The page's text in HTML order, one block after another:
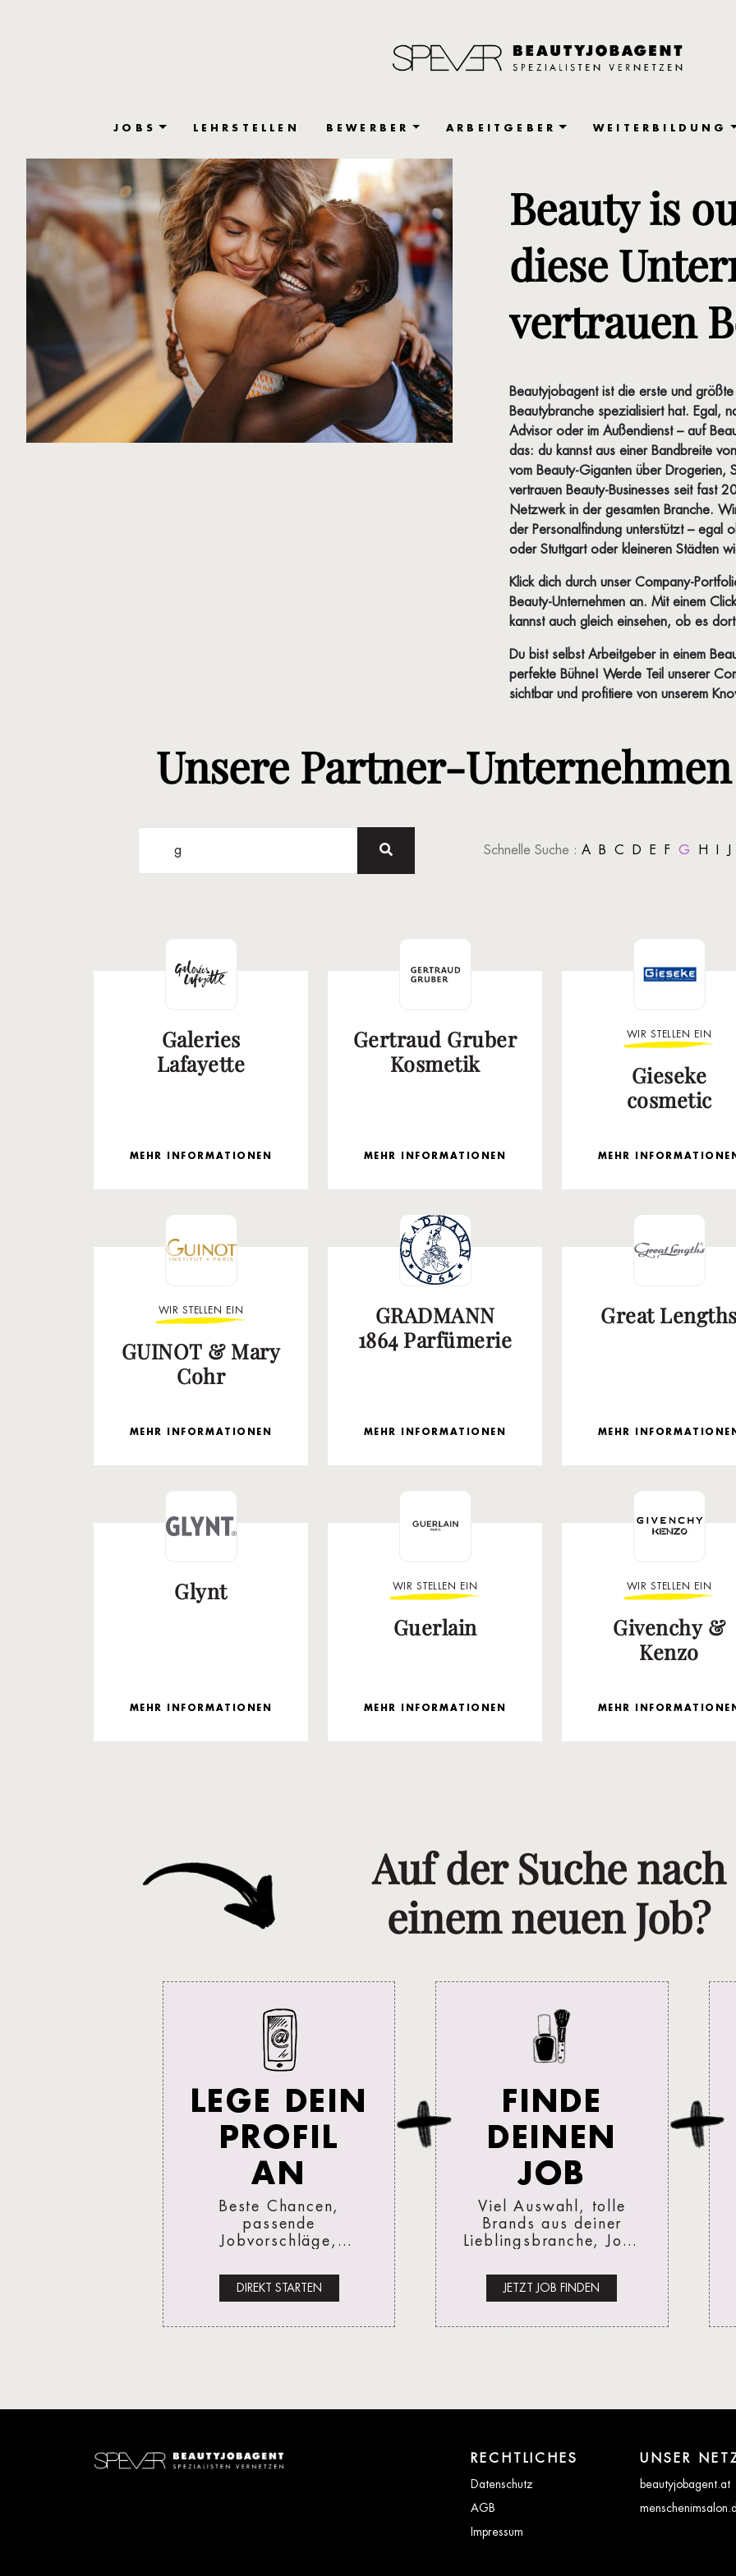
JOBS LEHRSTELLEN BEWERBER ARBEITGEBER WEITERBILDUNG
Beauty is
diese
vertrauen
Beautyjobagent ist die erste und
Beautybranche spezialisiert hat. Egal,
Advisor oder im Außendienst – auf
das: du kannst aus einer Bandbreite
vom Beauty-Giganten über Drogerien,
vertrauen Beauty-Businesses seit fast
Netzwerk in der gesamten Branche.
der Personalfindung unterstützt – egal
oder Stuttgart oder kleineren Städten
Klick dich durch unser Company-
Beauty-Unternehmen an. Mit einem
kannst auch gleich einsehen, ob es
Du bist selbst Arbeitgeber in einem
perfekte Bühne! Werde Teil unserer
sichtbar und profitiere von unserem
Unsere Partner-
Schnelle Suche : A B C D E F G H I J
Galeries
Lafayette
MEHR INFORMATIONEN
Gertraud Gruber
Kosmetik
MEHR INFORMATIONEN
WIR STELLEN EIN
Gieseke
cosmetic
MEHR
WIR STELLEN EIN
GUINOT & Mary
Cohr
MEHR INFORMATIONEN
GRADMANN
1864 Parfümerie
MEHR INFORMATIONEN
Great
MEHR
Glynt
MEHR INFORMATIONEN
WIR STELLEN EIN
Guerlain
MEHR INFORMATIONEN
WIR STELLEN EIN
Givenchy &
Kenzo
MEHR
Auf der Suche nach
einem neuen Job?
LEGE DEIN
PROFIL
AN
Beste Chancen,
passende
Jobvorschläge,
optimale Sichtbarkeit -
einfach, schnell und
DIREKT STARTEN
FINDE
DEINEN
JOB
Viel Auswahl, tolle
Brands aus deiner
Lieblingsbranche, Jobs
- alles, was super zu
dir passt.
JETZT JOB FINDEN
RECHTLICHES
Datenschutz
AGB
Impressum
UNSER
beautyjobagent.at